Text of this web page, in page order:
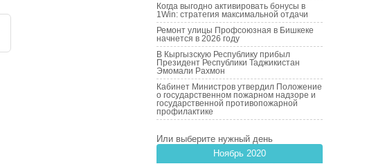
Когда выгодно активировать бонусы в
1Win: стратегия максимальной отдачи
Ремонт улицы Профсоюзная в Бишкеке
начнется в 2026 году
В Кыргызскую Республику прибыл
Президент Республики Таджикистан
Эмомали Рахмон
Кабинет Министров утвердил Положение
о государственном пожарном надзоре и
государственной противопожарной
профилактике
Или выберите нужный день
Ноябрь 2020